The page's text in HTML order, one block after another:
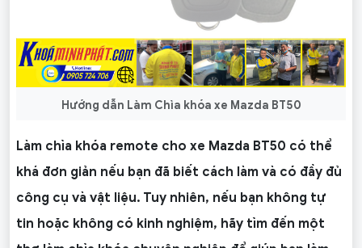
Hướng dẫn Làm Chìa khóa xe Mazda BT50
Làm chìa khóa remote cho xe Mazda BT50 có thể
khá đơn giản nếu bạn đã biết cách làm và có đầy đủ
công cụ và vật liệu. Tuy nhiên, nếu bạn không tự
tin hoặc không có kinh nghiệm, hãy tìm đến một